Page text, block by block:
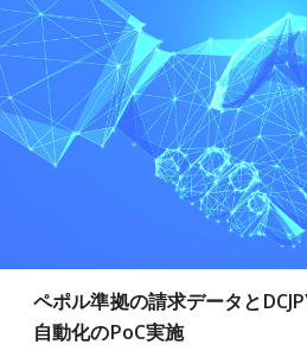
ペポル準拠の請求データと
自動化のPoC実施